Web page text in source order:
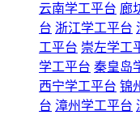
云南学工平台 廊
台 浙江学工平台
工平台 崇左学工
学工平台 秦皇岛
西宁学工平台 锦
台 漳州学工平台